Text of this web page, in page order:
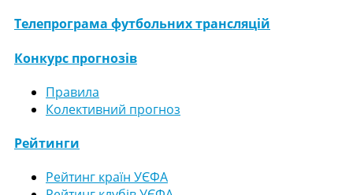
Телепрограма футбольних трансляцій
Конкурс прогнозів
Правила
Колективний прогноз
Рейтинги
Рейтинг країн УЄФА